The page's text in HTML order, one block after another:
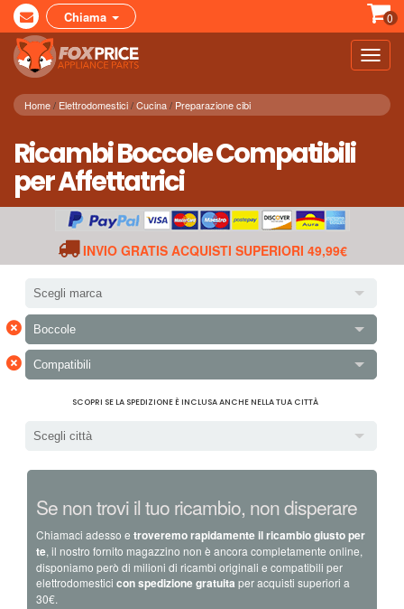
Chiama 0
Home Elettrodomestici Cucina Preparazione cibi
Ricambi Boccole Compatibili
per Affettatrici
INVIO GRATIS ACQUISTI SUPERIORI 49,99€
Scegli marca
× Boccole
× Compatibili
SCOPRI SE LA SPEDIZIONE È INCLUSA ANCHE NELLA TUA CITTÀ
Scegli città
Se non trovi il tuo ricambio, non disperare
Chiamaci adesso e troveremo rapidamente il ricambio giusto per
te, il nostro fornito magazzino non è ancora completamente online,
disponiamo però di milioni di ricambi originali e compatibili per
elettrodomestici con spedizione gratuita per acquisti superiori a
30€.